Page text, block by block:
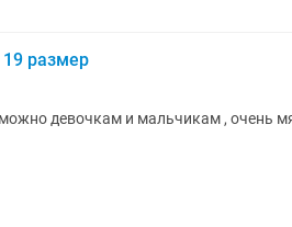
размер
девочкам и мальчикам , очень